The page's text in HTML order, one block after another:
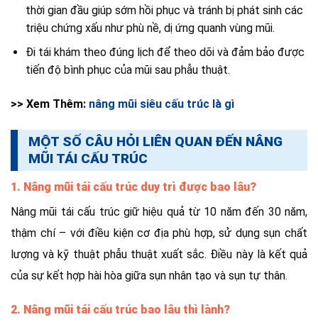
thời gian đầu giúp sớm hồi phục và tránh bị phát sinh các
triệu chứng xấu như phù nề, dị ứng quanh vùng mũi.
Đi tái khám theo đúng lịch để theo dõi và đảm bảo được
tiến độ bình phục của mũi sau phẫu thuật.
>> Xem Thêm: nâng mũi siêu cấu trúc là gì
MỘT SỐ CÂU HỎI LIÊN QUAN ĐẾN NÂNG
MŨI TÁI CẤU TRÚC
1. Nâng mũi tái cấu trúc duy trì được bao lâu?
Nâng mũi tái cấu trúc giữ hiệu quả từ 10 năm đến 30 năm,
thậm chí – với điều kiện cơ địa phù hợp, sử dụng sụn chất
lượng và kỹ thuật phẫu thuật xuất sắc. Điều này là kết quả
của sự kết hợp hài hòa giữa sụn nhân tạo và sụn tự thân.
2. Nâng mũi tái cấu trúc bao lâu thì lành?